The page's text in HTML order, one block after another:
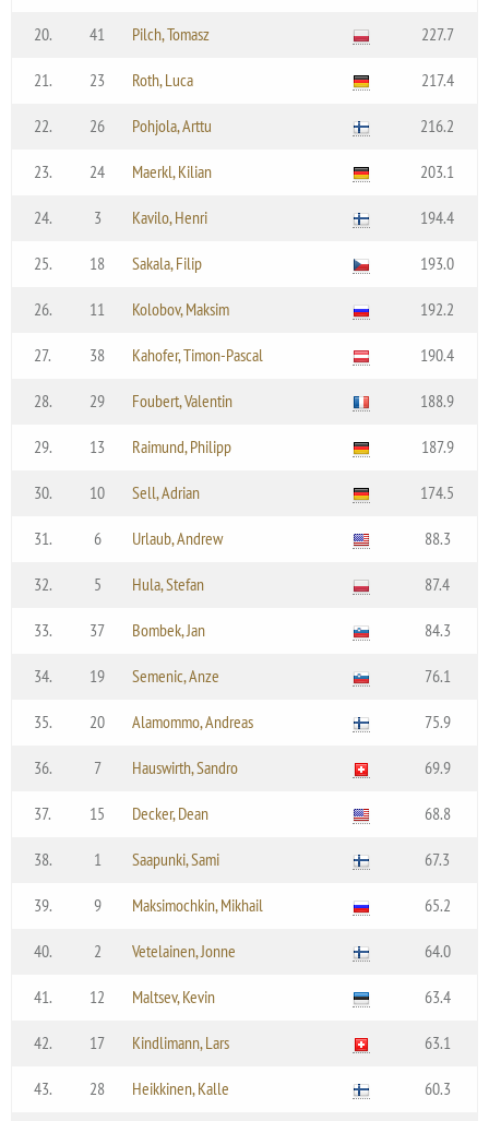
20. 41 Pilch, Tomasz 227.7
21. 23 Roth, Luca 217.4
22. 26 Pohjola, Arttu 216.2
23. 24 Maerkl, Kilian 203.1
24. 3 Kavilo, Henri 194.4
25. 18 Sakala, Filip 193.0
26. 11 Kolobov, Maksim 192.2
27. 38 Kahofer, Timon-Pascal 190.4
28. 29 Foubert, Valentin 188.9
29. 13 Raimund, Philipp 187.9
30. 10 Sell, Adrian 174.5
31. 6 Urlaub, Andrew 88.3
32. 5 Hula, Stefan 87.4
33. 37 Bombek, Jan 84.3
34. 19 Semenic, Anze 76.1
35. 20 Alamommo, Andreas 75.9
36. 7 Hauswirth, Sandro 69.9
37. 15 Decker, Dean 68.8
38. 1 Saapunki, Sami 67.3
39. 9 Maksimochkin, Mikhail 65.2
40. 2 Vetelainen, Jonne 64.0
41. 12 Maltsev, Kevin 63.4
42. 17 Kindlimann, Lars 63.1
43. 28 Heikkinen, Kalle 60.3